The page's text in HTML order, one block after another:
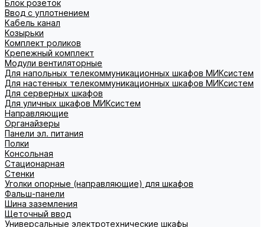
Блок розеток
Ввод с уплотнением
Кабель канал
Козырьки
Комплект роликов
Крепежный комплект
Модули вентиляторные
Для напольных телекоммуникационных шкафов МИКсистем
Для настенных телекоммуникационных шкафов МИКсистем
Для серверных шкафов
Для уличных шкафов МИКсистем
Направляющие
Органайзеры
Панели эл. питания
Полки
Консольная
Стационарная
Стенки
Уголки опорные (направляющие) для шкафов
Фальш-панели
Шина заземления
Щеточный ввод
Универсальные электротехнические шкафы